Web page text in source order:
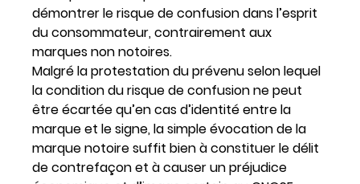
démontrer le risque de confusion dans l’esprit
du consommateur, contrairement aux
marques non notoires.
Malgré la protestation du prévenu selon lequel
la condition du risque de confusion ne peut
être écartée qu’en cas d’identité entre la
marque et le signe, la simple évocation de la
marque notoire suffit bien à constituer le délit
de contrefaçon et à causer un préjudice